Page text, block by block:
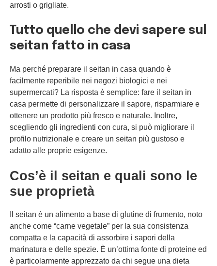
arrosti o grigliate.
Tutto quello che devi sapere sul
seitan fatto in casa
Ma perché preparare il seitan in casa quando è
facilmente reperibile nei negozi biologici e nei
supermercati? La risposta è semplice: fare il seitan in
casa permette di personalizzare il sapore, risparmiare e
ottenere un prodotto più fresco e naturale. Inoltre,
scegliendo gli ingredienti con cura, si può migliorare il
profilo nutrizionale e creare un seitan più gustoso e
adatto alle proprie esigenze.
Cos’è il seitan e quali sono le
sue proprietà
Il seitan è un alimento a base di glutine di frumento, noto
anche come “carne vegetale” per la sua consistenza
compatta e la capacità di assorbire i sapori della
marinatura e delle spezie. È un’ottima fonte di proteine ed
è particolarmente apprezzato da chi segue una dieta